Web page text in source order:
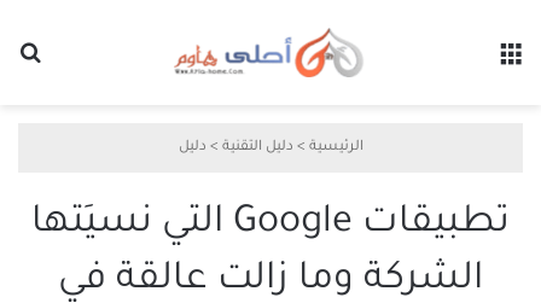
الرئيسية > دليل التقنية > دليل
تطبيقات Google التي نسيَتها
الشركة وما زالت عالقة في